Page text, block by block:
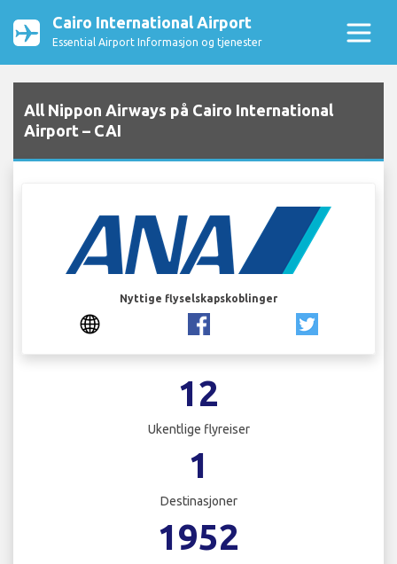
Cairo International Airport
Essential Airport Informasjon og tjenester
All Nippon Airways på Cairo International
Airport – CAI
Nyttige flyselskapskoblinger
12
Ukentlige flyreiser
1
Destinasjoner
1952